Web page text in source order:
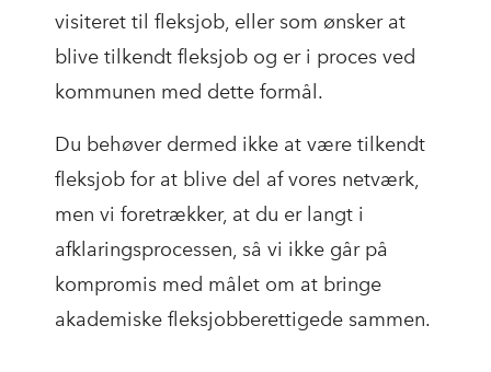
visiteret til fleksjob, eller som ønsker at
blive tilkendt fleksjob og er i proces ved
kommunen med dette formål.
Du behøver dermed ikke at være tilkendt
fleksjob for at blive del af vores netværk,
men vi foretrækker, at du er langt i
afklaringsprocessen, så vi ikke går på
kompromis med målet om at bringe
akademiske fleksjobberettigede sammen.